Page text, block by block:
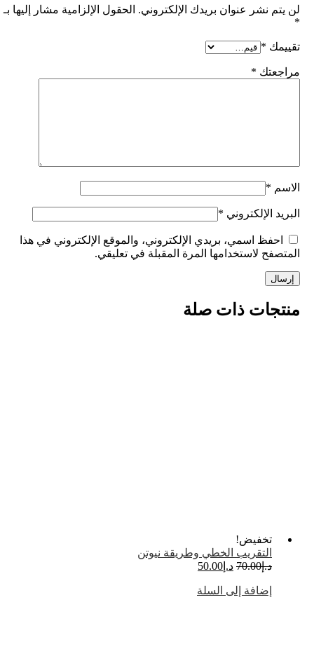
لن يتم نشر عنوان بريدك الإلكتروني. الحقول الإلزامية مشار إليها بـ
تقييمك*
مراجعتك*
الاسم*
البريد الإلكتروني*
احفظ اسمي، بريدي الإلكتروني، والموقع الإلكتروني في هذا
المتصفح لاستخدامها المرة المقبلة في تعليقي.
منتجات ذات صلة
تخفيض!
التقريب الخطي وطريقة نيوتن
70.00 د.إ 50.00
إضافة إلى السلة